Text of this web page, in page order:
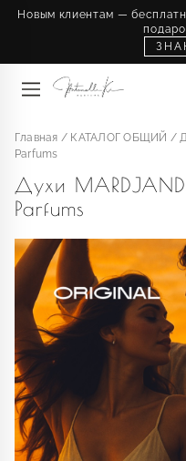
Новым клиентам —
Главная / КАТАЛОГ ОБЩИЙ /
Parfums
Духи
Parfums